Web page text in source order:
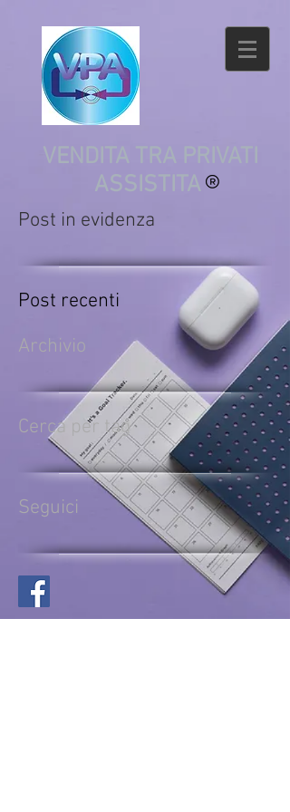
VENDITA TRA PRIVATI
ASSISTITA
Post in evidenza
Post recenti
Archivio
Cerca per tag
Seguici